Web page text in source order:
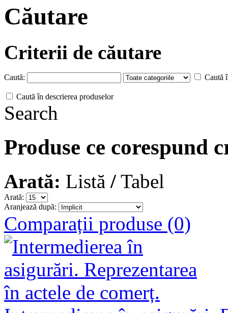
Căutare
Criterii de căutare
Caută: Caută
Caută în descrierea produselor
Search
Produse ce corespund
Arată: Listă / Tabel
Arată:
Aranjează după:
Comparații produse (0)